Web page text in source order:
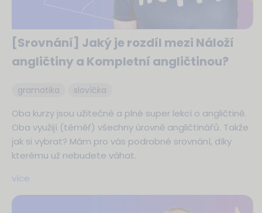
[Srovnání] Jaký je rozdíl mezi Náloží
angličtiny a Kompletní angličtinou?
gramatika slovíčka
Oba kurzy jsou užitečné a plné super lekcí o angličtině.
Oba využijí (téměř) všechny úrovně angličtinářů. Takže
jak si vybrat? Mám pro vás podrobné srovnání, díky
kterému už nebudete váhat.
více